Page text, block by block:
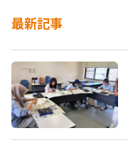
最新記事